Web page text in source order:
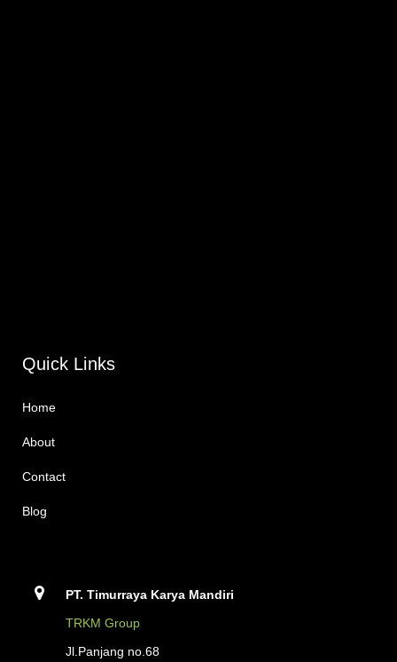
Quick Links
Home
About
Contact
Blog
PT. Timurraya Karya Mandiri
TRKM Group
Jl.Panjang no.68